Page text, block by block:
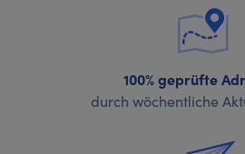
100% geprüfte
durch wöchentliche